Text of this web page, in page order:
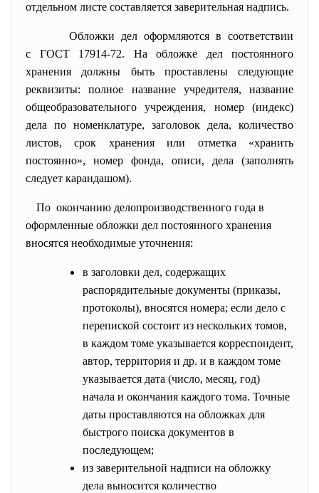
отдельном листе составляется заверительная надпись.
Обложки дел оформляются в соответствии
с ГОСТ 17914-72. На обложке дел постоянного
хранения должны быть проставлены следующие
реквизиты: полное название учредителя, название
общеобразовательного учреждения, номер (индекс)
дела по номенклатуре, заголовок дела, количество
листов, срок хранения или отметка «хранить
постоянно», номер фонда, описи, дела (заполнять
следует карандашом).
По окончанию делопроизводственного года в
оформленные обложки дел постоянного хранения
вносятся необходимые уточнения:
в заголовки дел, содержащих
распорядительные документы (приказы,
протоколы), вносятся номера; если дело с
перепиской состоит из нескольких томов,
в каждом томе указывается корреспондент,
автор, территория и др. и в каждом томе
указывается дата (число, месяц, год)
начала и окончания каждого тома. Точные
даты проставляются на обложках для
быстрого поиска документов в
последующем;
из заверительной надписи на обложку
дела выносится количество